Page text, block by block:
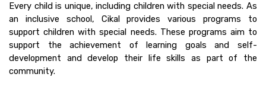
Every child is unique, including children with special needs. As
an inclusive school, Cikal provides various programs to
support children with special needs. These programs aim to
support the achievement of learning goals and self-
development and develop their life skills as part of the
community.